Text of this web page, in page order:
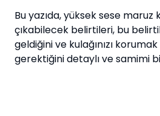
Bu yazıda, yüksek sese maruz
çıkabilecek belirtileri, bu
geldiğini ve kulağınızı
gerektiğini detaylı ve samimi